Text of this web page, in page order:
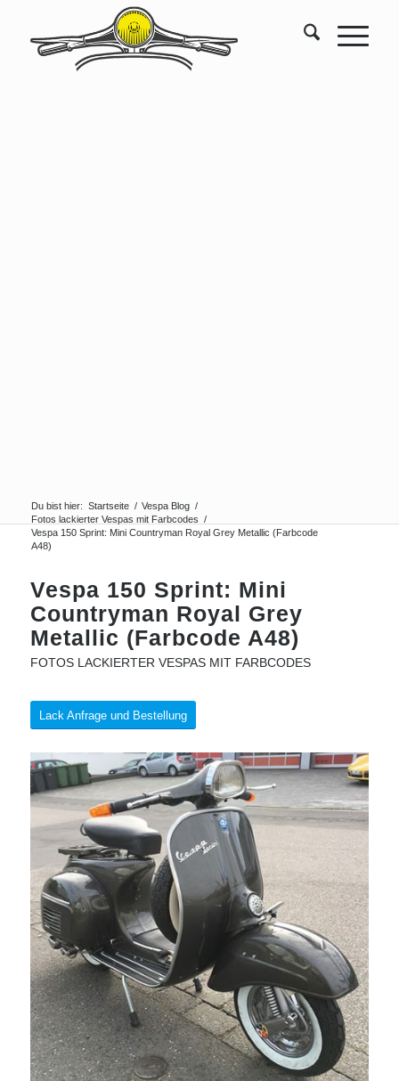
Du bist hier: Startseite / Vespa Blog /
Fotos lackierter Vespas mit Farbcodes /
Vespa 150 Sprint: Mini Countryman Royal Grey Metallic (Farbcode
A48)
Vespa 150 Sprint: Mini
Countryman Royal Grey
Metallic (Farbcode A48)
FOTOS LACKIERTER VESPAS MIT FARBCODES
Lack Anfrage und Bestellung